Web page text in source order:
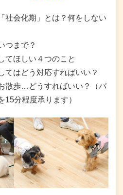
社会化期」とは？何をしない
つまで？
てほしい４つのこと
てはどう対応すればいい？
散歩…どうすればいい？（パ
15分程度承ります）